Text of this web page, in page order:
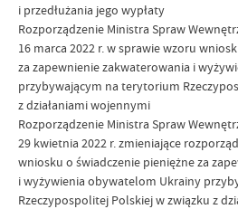
i przedłużania jego wypłaty
Rozporządzenie Ministra Spraw
16 marca 2022 r. w sprawie wzoru
za zapewnienie zakwaterowania i
przybywającym na terytorium
z działaniami wojennymi
Rozporządzenie Ministra Spraw
29 kwietnia 2022 r. zmieniające
wniosku o świadczenie pieniężne za
i wyżywienia obywatelom Ukrainy
Rzeczypospolitej Polskiej w związku z